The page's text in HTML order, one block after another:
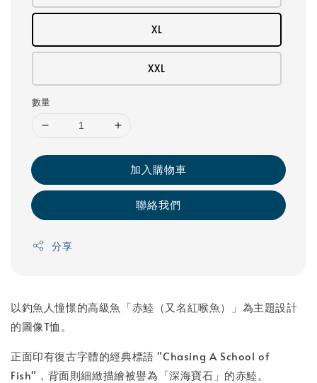
XL
XXL
數量
加入購物車
聯絡我們
分享
以釣魚人憧憬的高級魚「赤鯥（又名紅喉魚）」為主題設計
的圖像T恤。
正面印有復古字體的經典標語 "Chasing A School of
Fish"，背面則細緻描繪被譽為「深海寶石」的赤鯥。